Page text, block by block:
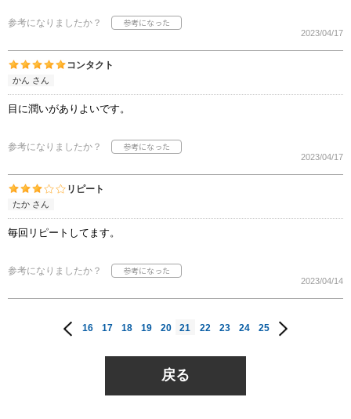
参考になりましたか？
2023/04/17
コンタクト
かん さん
目に潤いがありよいです。
参考になりましたか？
2023/04/17
リピート
たか さん
毎回リピートしてます。
参考になりましたか？
2023/04/14
16 17 18 19 20 21 22 23 24 25
戻る